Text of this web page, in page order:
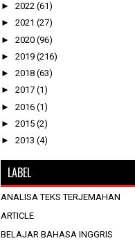
► 2022 (61)
► 2021 (27)
► 2020 (96)
► 2019 (216)
► 2018 (63)
► 2017 (1)
► 2016 (1)
► 2015 (2)
► 2013 (4)
LABEL
ANALISA TEKS TERJEMAHAN
ARTICLE
BELAJAR BAHASA INGGRIS